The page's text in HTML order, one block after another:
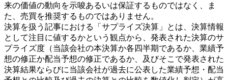
来の価値の動向を示唆あるいは保証するものではなく、ま
た、売買を推奨するものではありません。
決算を扱う記事における「サプライズ決算」とは、決算情報
として注目に値するかという観点から、発表された決算のサ
プライズ度（当該会社の本決算か各四半期であるか、業績予
想の修正か配当予想の修正であるか、及びそこで発表された
決算結果ならびに当該会社が過去に公表した業績予想・配当